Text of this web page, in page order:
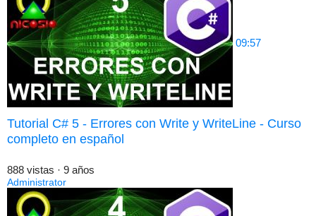
09:57
Tutorial C# 5 - Errores con Write y WriteLine - Curso
completo en español
888 vistas · 9 años
Administrator